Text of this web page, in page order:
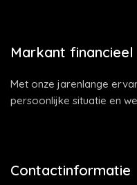
Markant financieel
Met onze jarenlange
persoonlijke situatie en
Contactinformatie